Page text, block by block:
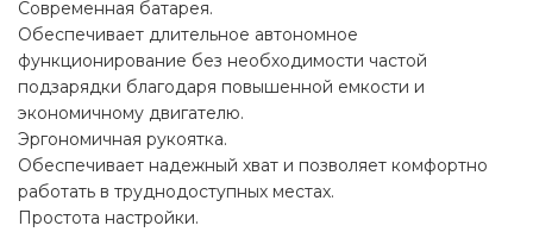
Современная батарея.
Обеспечивает длительное автономное
функционирование без необходимости частой
подзарядки благодаря повышенной емкости и
экономичному двигателю.
Эргономичная рукоятка.
Обеспечивает надежный хват и позволяет комфортно
работать в труднодоступных местах.
Простота настройки.